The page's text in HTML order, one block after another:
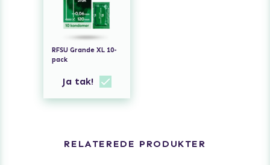
RFSU Grande XL 10-
pack
Ja tak!
RELATEREDE PRODUKTER